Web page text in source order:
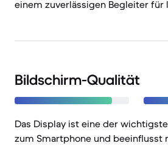
einem zuverlässigen Begleiter für
Bildschirm-Qualität
Das Display ist eine der
zum Smartphone und beeinflusst